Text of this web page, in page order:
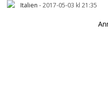
Italien -2017-05-03 kl 21:35